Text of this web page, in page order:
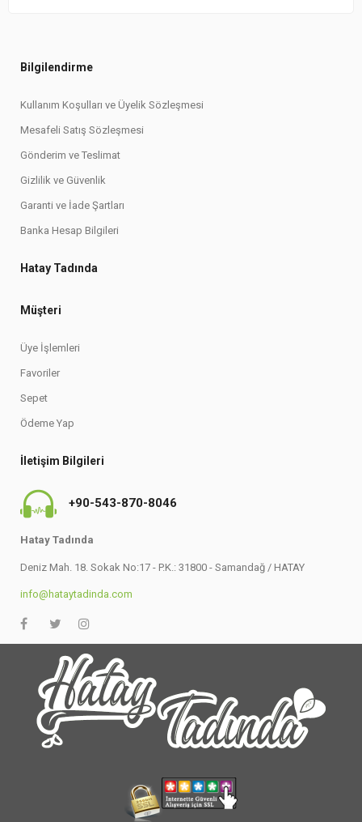
Bilgilendirme
Kullanım Koşulları ve Üyelik Sözleşmesi
Mesafeli Satış Sözleşmesi
Gönderim ve Teslimat
Gizlilik ve Güvenlik
Garanti ve İade Şartları
Banka Hesap Bilgileri
Hatay Tadında
Müşteri
Üye İşlemleri
Favoriler
Sepet
Ödeme Yap
İletişim Bilgileri
+90-543-870-8046
Hatay Tadında
Deniz Mah. 18. Sokak No:17 - P.K.: 31800 - Samandağ / HATAY
info@hataytadinda.com